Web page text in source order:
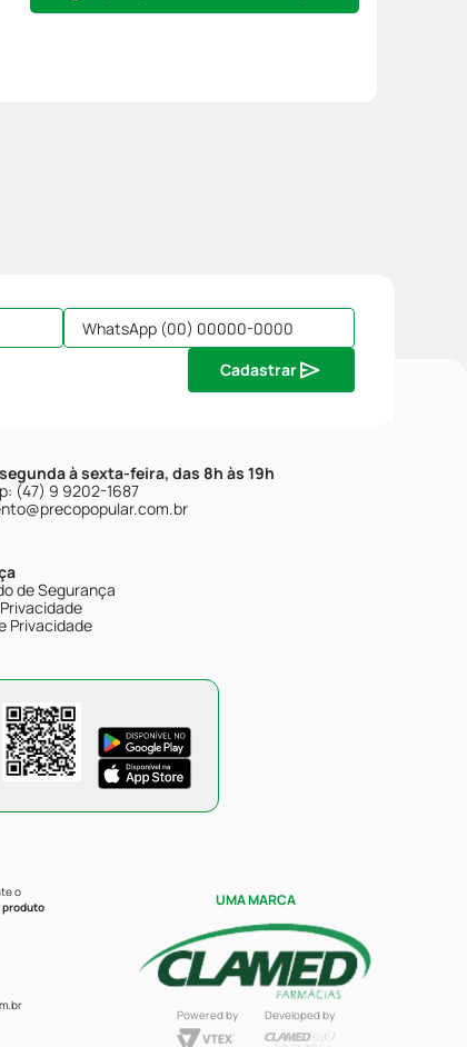
Cadastrar
segunda à sexta-feira, das 8h às 19h
(47) 9 9202-1687
de Segurança
Privacidade
o
produto
UMA MARCA
Powered by Developed by